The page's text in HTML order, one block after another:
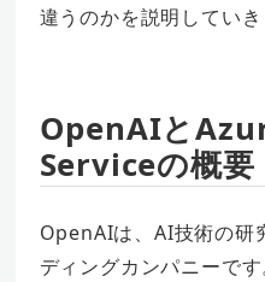
違うのかを説明していき
OpenAIと
Serviceの概要
OpenAIは、AI技術の研
ディングカンパニーで